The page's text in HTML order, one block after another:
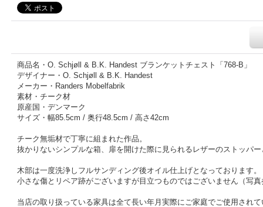
商品名・O. Schjøll & B.K. Handest ブランケットチェスト「768-B」
デザイナー・O. Schjøll & B.K. Handest
メーカー・Randers Mobelfabrik
素材・チーク材
原産国・デンマーク
サイズ・幅85.5cm / 奥行48.5cm / 高さ42cm
チーク無垢材で丁寧に組まれた作品。
抜かりないシンプルな箱、扉を開けた際に見られるレザーのストッパ
木部は一度洗浄しフルサンディング後オイル仕上げとなっております。
小さな傷とリペア跡がございますが目立つものではございません（写
当店の取り扱っている家具は全て長い年月実際にご家庭でご使用され